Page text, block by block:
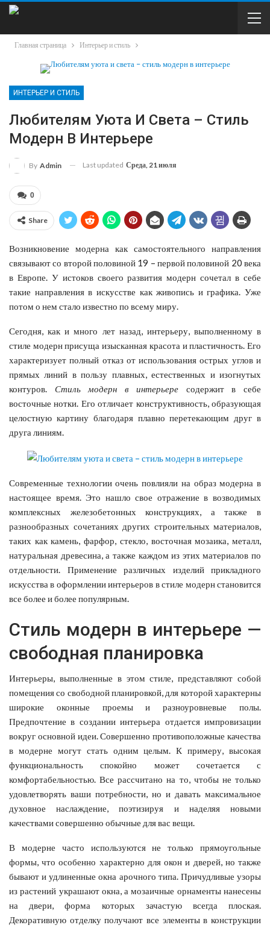
Главная страница Интерьер и стиль
ИНТЕРЬЕР И СТИЛЬ
Любителям Уюта И Света – Стиль
Модерн В Интерьере
By Admin Last updated Среда, 21 июля
0
Share
Возникновение модерна как самостоятельного направления
связывают со второй половиной 19 – первой половиной 20 века
в Европе. У истоков своего развития модерн сочетал в себе
такие направления в искусстве как живопись и графика. Уже
потом о нем стало известно по всему миру.
Сегодня, как и много лет назад, интерьеру, выполненному в
стиле модерн присуща изысканная красота и пластичность. Его
характеризует полный отказ от использования острых углов и
прямых линий в пользу плавных, естественных и изогнутых
контуров. Стиль модерн в интерьере содержит в себе
восточные нотки. Его отличает конструктивность, образующая
целостную картину благодаря плавно перетекающим друг в
друга линиям.
Современные технологии очень повлияли на образ модерна в
настоящее время. Это нашло свое отражение в возводимых
комплексных железобетонных конструкциях, а также в
разнообразных сочетаниях других строительных материалов,
таких как камень, фарфор, стекло, восточная мозаика, металл,
натуральная древесина, а также каждом из этих материалов по
отдельности. Применение различных изделий прикладного
искусства в оформлении интерьеров в стиле модерн становится
все более и более популярным.
Стиль модерн в интерьере —
свободная планировка
Интерьеры, выполненные в этом стиле, представляют собой
помещения со свободной планировкой, для которой характерны
широкие оконные проемы и разноуровневые полы.
Предпочтение в создании интерьера отдается импровизации
вокруг основной идеи. Совершенно противоположные качества
в модерне могут стать одним целым. К примеру, высокая
функциональность спокойно может сочетается с
комфортабельностью. Все рассчитано на то, чтобы не только
удовлетворять ваши потребности, но и давать максимальное
духовное наслаждение, поэтизируя и наделяя новыми
качествами совершенно обычные для вас вещи.
В модерне часто используются не только прямоугольные
формы, что особенно характерно для окон и дверей, но также
бывают и удлиненные окна арочного типа. Причудливые узоры
из растений украшают окна, а мозаичные орнаменты нанесены
на двери, форма которых зачастую всегда плоская.
Декоративную отделку получают все элементы в конструкции